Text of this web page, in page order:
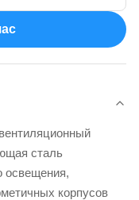
сталь
освещения,
корпусов